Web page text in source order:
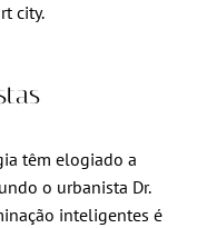
city.
têm elogiado a
o urbanista Dr.
inteligentes é